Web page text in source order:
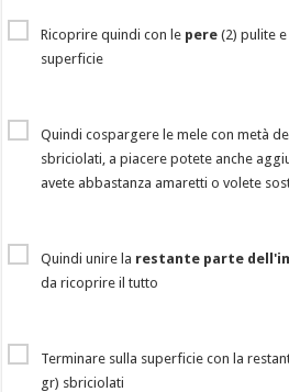
Ricoprire quindi con le pere (2) pulite
superficie
Quindi cospargere le mele con metà
sbriciolati, a piacere potete anche
avete abbastanza amaretti o volete
Quindi unire la restante parte
da ricoprire il tutto
Terminare sulla superficie con la
gr) sbriciolati